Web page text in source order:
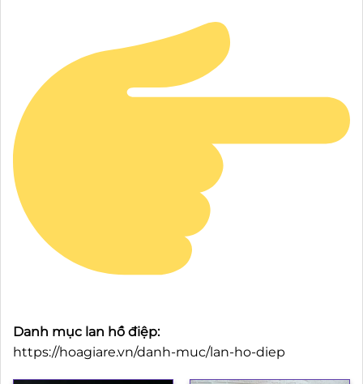
Danh mục lan hồ điệp:
https://hoagiare.vn/danh-muc/lan-ho-diep